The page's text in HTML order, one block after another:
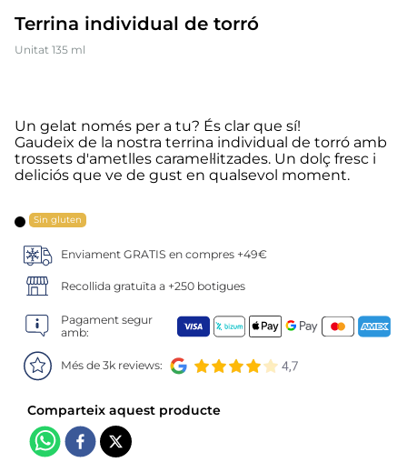
Terrina individual de torró
Unitat 135 ml
Un gelat només per a tu? És clar que sí!
Gaudeix de la nostra terrina individual de torró amb
trossets d'ametlles caramel·litzades. Un dolç fresc i
deliciós que ve de gust en qualsevol moment.
Sin gluten
Enviament GRATIS en compres +49€
Recollida gratuïta a +250 botigues
Pagament segur
amb:
Més de 3k reviews:
gambas
3 patatas
5. verduras
. gambon
sushi
10. listísimos